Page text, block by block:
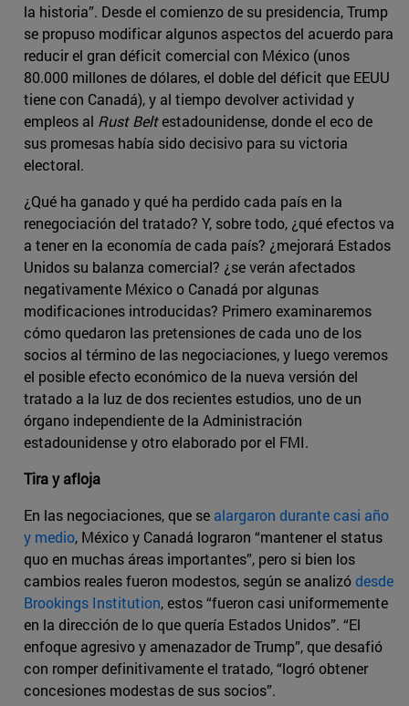
la historia”. Desde el comienzo de su presidencia, Trump
se propuso modificar algunos aspectos del acuerdo para
reducir el gran déficit comercial con México (unos
80.000 millones de dólares, el doble del déficit que EEUU
tiene con Canadá), y al tiempo devolver actividad y
empleos al Rust Beltestadounidense, donde el eco de
sus promesas había sido decisivo para su victoria
electoral.
¿Qué ha ganado y qué ha perdido cada país en la
renegociación del tratado? Y, sobre todo, ¿qué efectos va
a tener en la economía de cada país? ¿mejorará Estados
Unidos su balanza comercial? ¿se verán afectados
negativamente México o Canadá por algunas
modificaciones introducidas? Primero examinaremos
cómo quedaron las pretensiones de cada uno de los
socios al término de las negociaciones, y luego veremos
el posible efecto económico de la nueva versión del
tratado a la luz de dos recientes estudios, uno de un
órgano independiente de la Administración
estadounidense y otro elaborado por el FMI.
Tira y afloja
En las negociaciones, que se alargaron durante casi año
y medio, México y Canadá lograron “mantener el status
quo en muchas áreas importantes”, pero si bien los
cambios reales fueron modestos, según se analizódesde
Brookings Institution, estos “fueron casi uniformemente
en la dirección de lo que quería Estados Unidos”. “El
enfoque agresivo y amenazador de Trump”, que desafió
con romper definitivamente el tratado, “logró obtener
concesiones modestas de sus socios”.